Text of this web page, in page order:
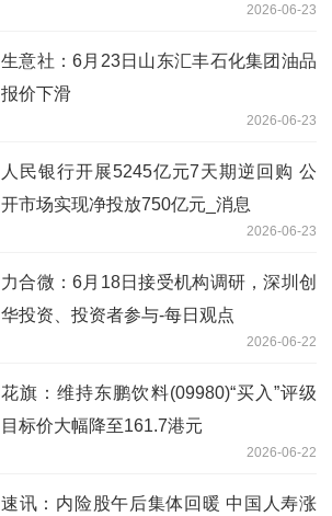
2026-06-23
生意社：6月23日山东汇丰石化集团油品
报价下滑
2026-06-23
人民银行开展5245亿元7天期逆回购 公
开市场实现净投放750亿元_消息
2026-06-23
力合微：6月18日接受机构调研，深圳创
华投资、投资者参与-每日观点
2026-06-22
花旗：维持东鹏饮料(09980)“买入”评级
目标价大幅降至161.7港元
2026-06-22
速讯：内险股午后集体回暖 中国人寿涨